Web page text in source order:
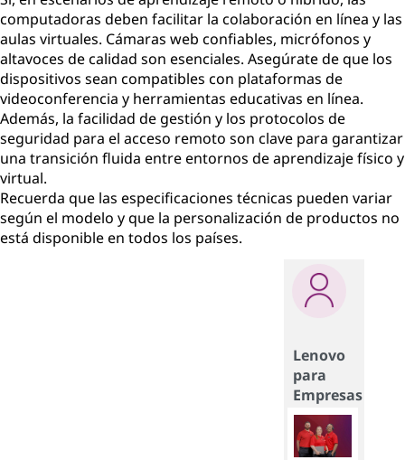
computadoras deben facilitar la colaboración en línea y las
aulas virtuales. Cámaras web confiables, micrófonos y
altavoces de calidad son esenciales. Asegúrate de que los
dispositivos sean compatibles con plataformas de
videoconferencia y herramientas educativas en línea.
Además, la facilidad de gestión y los protocolos de
seguridad para el acceso remoto son clave para garantizar
una transición fluida entre entornos de aprendizaje físico y
virtual.
Recuerda que las especificaciones técnicas pueden variar
según el modelo y que la personalización de productos no
está disponible en todos los países.
Lenovo
para
Empresas